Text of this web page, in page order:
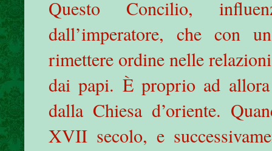
Questo Concilio,
dall’imperatore, che con
rimettere ordine nelle
dai papi. È proprio ad
dalla Chiesa d’oriente.
XVII secolo, e